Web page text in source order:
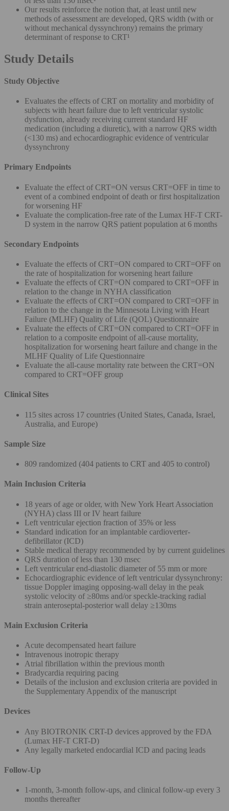
Our results reinforce the notion that, at least until new
methods of assessment are developed, QRS width (with or
without mechanical dyssynchrony) remains the primary
determinant of response to CRT¹
Study Details
Study Objective
Evaluates the effects of CRT on mortality and morbidity of
subjects with heart failure due to left ventricular systolic
dysfunction, already receiving current standard HF
medication (including a diuretic), with a narrow QRS width
(<130 ms) and echocardiographic evidence of ventricular
dyssynchrony
Primary Endpoints
Evaluate the effect of CRT=ON versus CRT=OFF in time to
event of a combined endpoint of death or first hospitalization
for worsening HF
Evaluate the complication-free rate of the Lumax HF-T CRT-
D system in the narrow QRS patient population at 6 months
Secondary Endpoints
Evaluate the effects of CRT=ON compared to CRT=OFF on
the rate of hospitalization for worsening heart failure
Evaluate the effects of CRT=ON compared to CRT=OFF in
relation to the change in NYHA classification
Evaluate the effects of CRT=ON compared to CRT=OFF in
relation to the change in the Minnesota Living with Heart
Failure (MLHF) Quality of Life (QOL) Questionnaire
Evaluate the effects of CRT=ON compared to CRT=OFF in
relation to a composite endpoint of all-cause mortality,
hospitalization for worsening heart failure and change in the
MLHF Quality of Life Questionnaire
Evaluate the all-cause mortality rate between the CRT=ON
compared to CRT=OFF group
Clinical Sites
115 sites across 17 countries (United States, Canada, Israel,
Australia, and Europe)
Sample Size
809 randomized (404 patients to CRT and 405 to control)
Main Inclusion Criteria
18 years of age or older, with New York Heart Association
(NYHA) class III or IV heart failure
Left ventricular ejection fraction of 35% or less
Standard indication for an implantable cardioverter-
defibrillator (ICD)
Stable medical therapy recommended by by current guidelines
QRS duration of less than 130 msec
Left ventricular end-diastolic diameter of 55 mm or more
Echocardiographic evidence of left ventricular dyssynchrony:
tissue Doppler imaging opposing-wall delay in the peak
systolic velocity of ≥80ms and/or speckle-tracking radial
strain anteroseptal-posterior wall delay ≥130ms
Main Exclusion Criteria
Acute decompensated heart failure
Intravenous inotropic therapy
Atrial fibrillation within the previous month
Bradycardia requiring pacing
Details of the inclusion and exclusion criteria are povided in
the Supplementary Appendix of the manuscript
Devices
Any BIOTRONIK CRT-D devices approved by the FDA
(Lumax HF-T CRT-D)
Any legally marketed endocardial ICD and pacing leads
Follow-Up
1-month, 3-month follow-ups, and clinical follow-up every 3
months thereafter